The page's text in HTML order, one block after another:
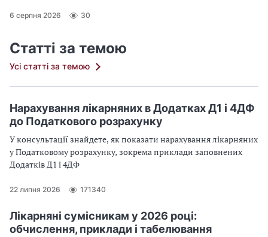
6 серпня 2026 30
Статті за темою
Усі статті за темою
Нарахування лікарняних в Додатках Д1 і 4ДФ
до Податкового розрахунку
У консультації знайдете, як показати нарахування лікарняних
у Податковому розрахунку, зокрема приклади заповнених
Додатків Д1 і 4ДФ
22 липня 2026 171340
Лікарняні сумісникам у 2026 році:
обчислення, приклади і табелювання